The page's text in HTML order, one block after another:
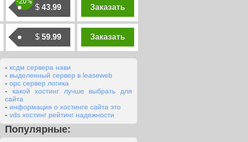
$ 43.99 Заказать
$ 59.99 Заказать
- ксдм сервера нави
- выделенный сервер в leaseweb
- opc сервер логика
- какой хостинг лучше выбрать для
сайта
- информация о хостинге сайта это
- vds хостинг рейтинг надежности
Популярные: